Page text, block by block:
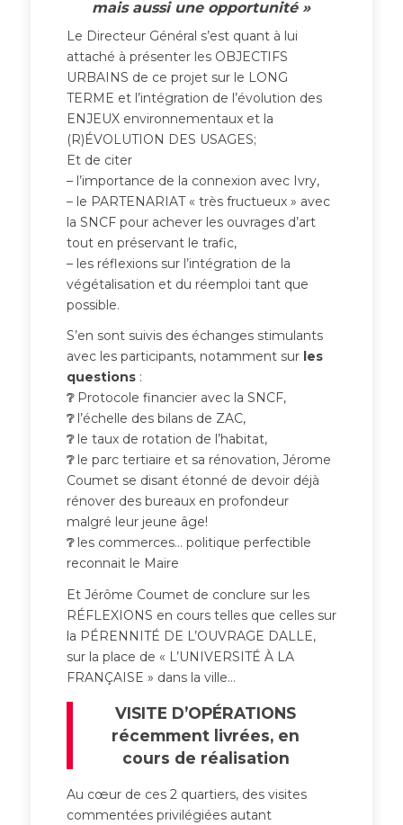
mais aussi une opportunité »
Le Directeur Général s’est quant à lui
attaché à présenter les OBJECTIFS
URBAINS de ce projet sur le LONG
TERME et l’intégration de l’évolution des
ENJEUX environnementaux et la
(R)ÉVOLUTION DES USAGES;
Et de citer
– l’importance de la connexion avec Ivry,
– le PARTENARIAT « très fructueux » avec
la SNCF pour achever les ouvrages d’art
tout en préservant le trafic,
– les réflexions sur l’intégration de la
végétalisation et du réemploi tant que
possible.
S’en sont suivis des échanges stimulants
avec les participants, notamment sur les
questions:
❔ Protocole financier avec la SNCF,
❔ l’échelle des bilans de ZAC,
❔ le taux de rotation de l’habitat,
❔ le parc tertiaire et sa rénovation, Jérome
Coumet se disant étonné de devoir déjà
rénover des bureaux en profondeur
malgré leur jeune âge!
❔ les commerces… politique perfectible
reconnait le Maire
Et Jérôme Coumet de conclure sur les
RÉFLEXIONS en cours telles que celles sur
la PÉRENNITÉ DE L’OUVRAGE DALLE,
sur la place de « L’UNIVERSITÉ À LA
FRANÇAISE » dans la ville…
VISITE D’OPÉRATIONS
récemment livrées, en
cours de réalisation
Au cœur de ces 2 quartiers, des visites
commentées privilégiées autant